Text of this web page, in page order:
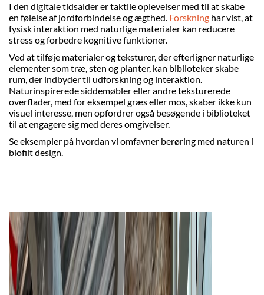
I den digitale tidsalder er taktile oplevelser med til at skabe
en følelse af jordforbindelse og ægthed. Forskning har vist, at
fysisk interaktion med naturlige materialer kan reducere
stress og forbedre kognitive funktioner.
Ved at tilføje materialer og teksturer, der efterligner naturlige
elementer som træ, sten og planter, kan biblioteker skabe
rum, der indbyder til udforskning og interaktion.
Naturinspirerede siddemøbler eller andre teksturerede
overflader, med for eksempel græs eller mos, skaber ikke kun
visuel interesse, men opfordrer også besøgende i biblioteket
til at engagere sig med deres omgivelser.
Se eksempler på hvordan vi omfavner berøring med naturen i
biofilt design.